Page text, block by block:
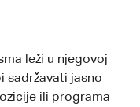
leži u njegovoj
sadržavati jasno
ili programa